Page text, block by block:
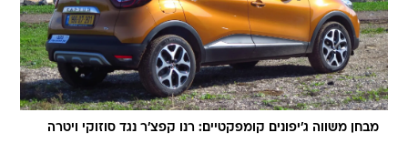
מבחן משווה ג'יפונים קומפקטיים: רנו קפצ'ר נגד סוזוקי ויטרה